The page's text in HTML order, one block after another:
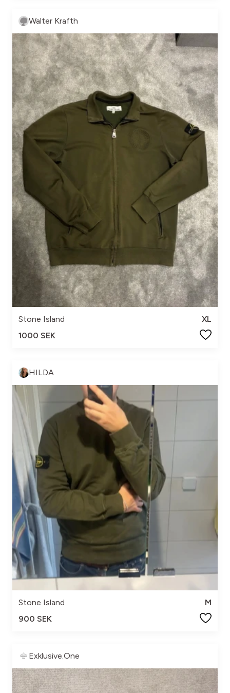
Walter Krafth
Stone Island
XL
1000 SEK
HILDA
Stone Island
M
900 SEK
Exklusive.One